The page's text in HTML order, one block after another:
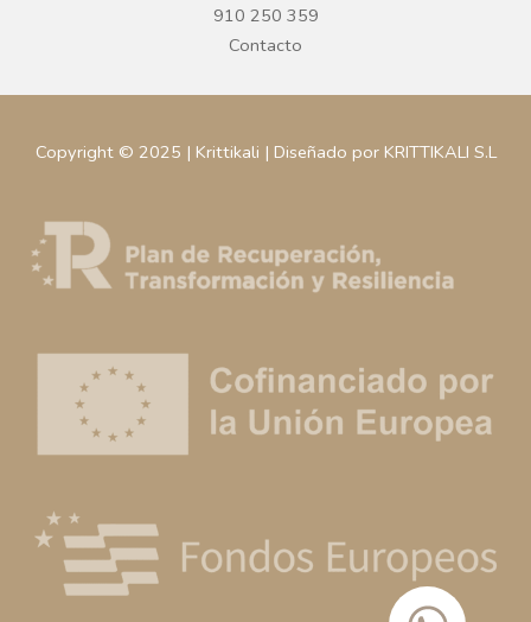
910 250 359
Contacto
Copyright © 2025 | Krittikali | Diseñado por KRITTIKALI S.L